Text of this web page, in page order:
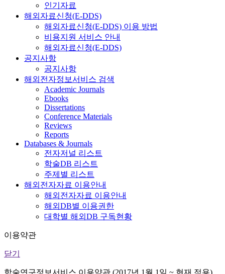
인기자료
해외자료신청(E-DDS)
해외자료신청(E-DDS) 이용 방법
비용지원 서비스 안내
해외자료신청(E-DDS)
공지사항
공지사항
해외전자정보서비스 검색
Academic Journals
Ebooks
Dissertations
Conference Materials
Reviews
Reports
Databases & Journals
전자저널 리스트
학술DB 리스트
주제별 리스트
해외전자자료 이용안내
해외전자자료 이용안내
해외DB별 이용권한
대학별 해외DB 구독현황
이용약관
닫기
학술연구정보서비스 이용약관 (2017년 1월 1일 ~ 현재 적용)